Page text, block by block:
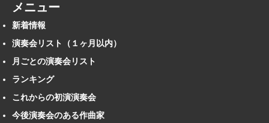
メニュー
新着情報
演奏会リスト（１ヶ月以内）
月ごとの演奏会リスト
ランキング
これからの初演演奏会
今後演奏会のある作曲家